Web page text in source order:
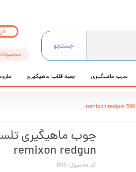
جستجو
سرب ماهیگیری جعبه قلاب ماهیگیری
remixon redgun
کد محصول: 1813